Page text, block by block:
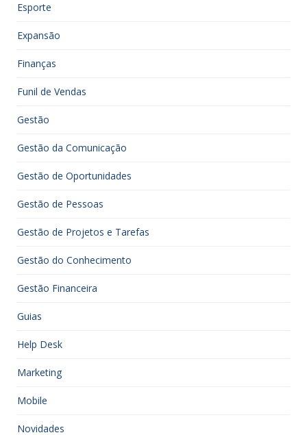
Esporte
Expansão
Finanças
Funil de Vendas
Gestão
Gestão da Comunicação
Gestão de Oportunidades
Gestão de Pessoas
Gestão de Projetos e Tarefas
Gestão do Conhecimento
Gestão Financeira
Guias
Help Desk
Marketing
Mobile
Novidades